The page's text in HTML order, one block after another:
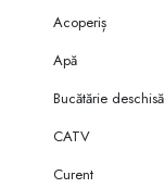
Acoperiș
Apă
Bucătărie deschisă
CATV
Curent